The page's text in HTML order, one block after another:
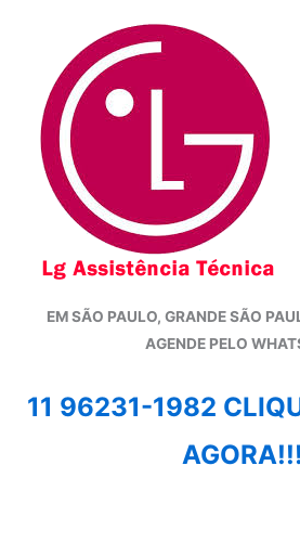
conteúdo
EM SÃO PAULO, GRANDE SÃO
AGENDE PELO
11 96231-1982
AGORA!!!